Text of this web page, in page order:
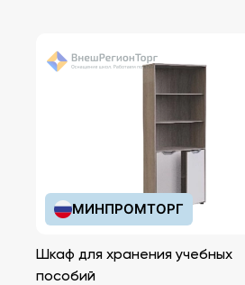
МИНПРОМТОРГ
Шкаф для хранения учебных
пособий